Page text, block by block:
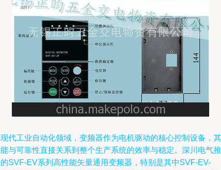
代工业自动化领域，变频器作为电机驱动的核心控制设备，其
与可靠性直接关系到整个生产系统的效率与稳定。深川电气推
SVF-EV系列高性能矢量通用变频器，特别是其中SVF-EV-